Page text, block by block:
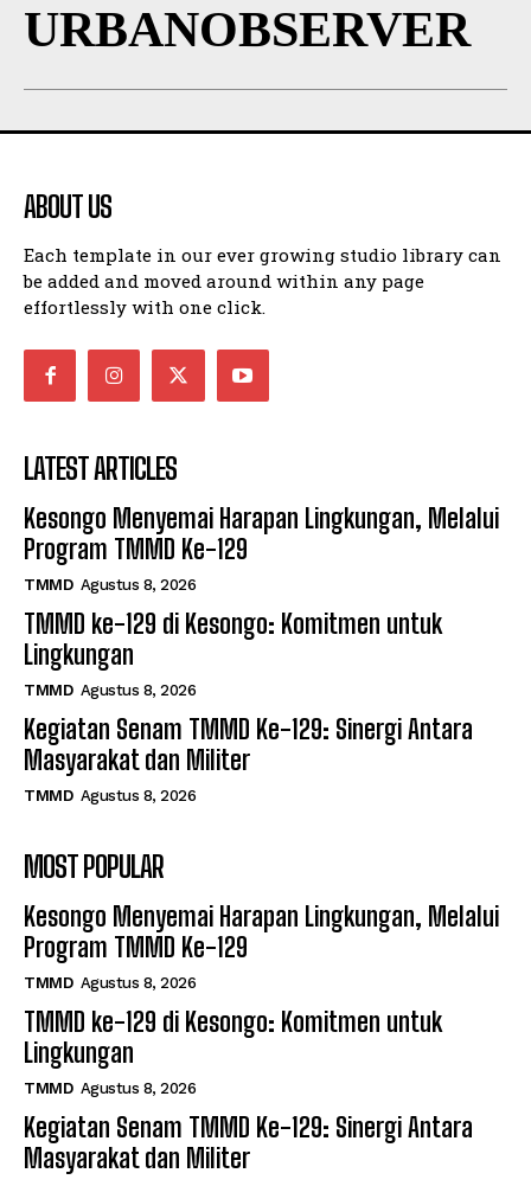
URBANOBSERVER
ABOUT US
Each template in our ever growing studio library can
be added and moved around within any page
effortlessly with one click.
LATEST ARTICLES
Kesongo Menyemai Harapan Lingkungan, Melalui
Program TMMD Ke-129
TMMD Agustus 8, 2026
TMMD ke-129 di Kesongo: Komitmen untuk
Lingkungan
TMMD Agustus 8, 2026
Kegiatan Senam TMMD Ke-129: Sinergi Antara
Masyarakat dan Militer
TMMD Agustus 8, 2026
MOST POPULAR
Kesongo Menyemai Harapan Lingkungan, Melalui
Program TMMD Ke-129
TMMD Agustus 8, 2026
TMMD ke-129 di Kesongo: Komitmen untuk
Lingkungan
TMMD Agustus 8, 2026
Kegiatan Senam TMMD Ke-129: Sinergi Antara
Masyarakat dan Militer